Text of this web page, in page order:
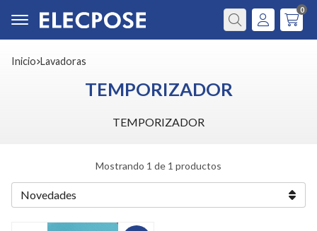
Buscar
0
Inicio lavadoras
TEMPORIZADOR
TEMPORIZADOR
Mostrando 1 de 1 productos